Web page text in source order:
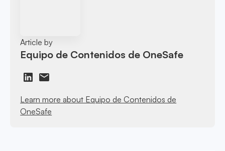
Article by
Equipo de Contenidos de OneSafe
Learn more about Equipo de Contenidos de
OneSafe